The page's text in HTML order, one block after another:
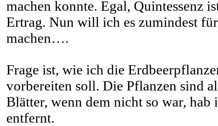
machen konnte. Egal, Quintessenz
Ertrag. Nun will ich es zumindest
machen….
Frage ist, wie ich die
vorbereiten soll. Die Pflanzen sind
Blätter, wenn dem nicht so war,
entfernt.